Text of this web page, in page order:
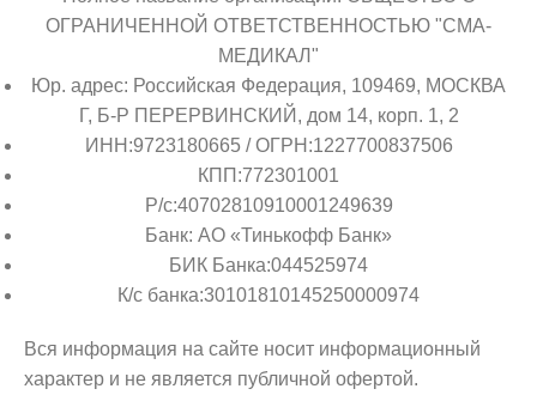
ОГРАНИЧЕННОЙ ОТВЕТСТВЕННОСТЬЮ "СМА-
МЕДИКАЛ"
Юр. адрес: Российская Федерация, 109469, МОСКВА
Г, Б-Р ПЕРЕРВИНСКИЙ, дом 14, корп. 1, 2
ИНН:9723180665 / ОГРН:1227700837506
КПП:772301001
Р/с:40702810910001249639
Банк: АО «Тинькофф Банк»
БИК Банка:044525974
К/с банка:30101810145250000974
Вся информация на сайте носит информационный
характер и не является публичной офертой.